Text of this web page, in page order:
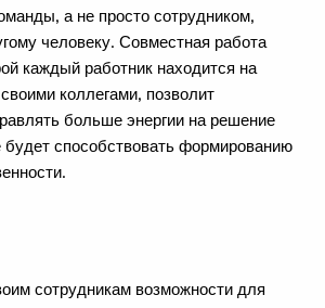
а не просто сотрудником,
человеку. Совместная работа
каждый работник находится на
коллегами, позволит
больше энергии на решение
будет способствовать формированию
сотрудникам возможности для